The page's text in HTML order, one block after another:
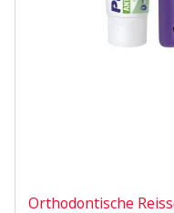
Orthodontische